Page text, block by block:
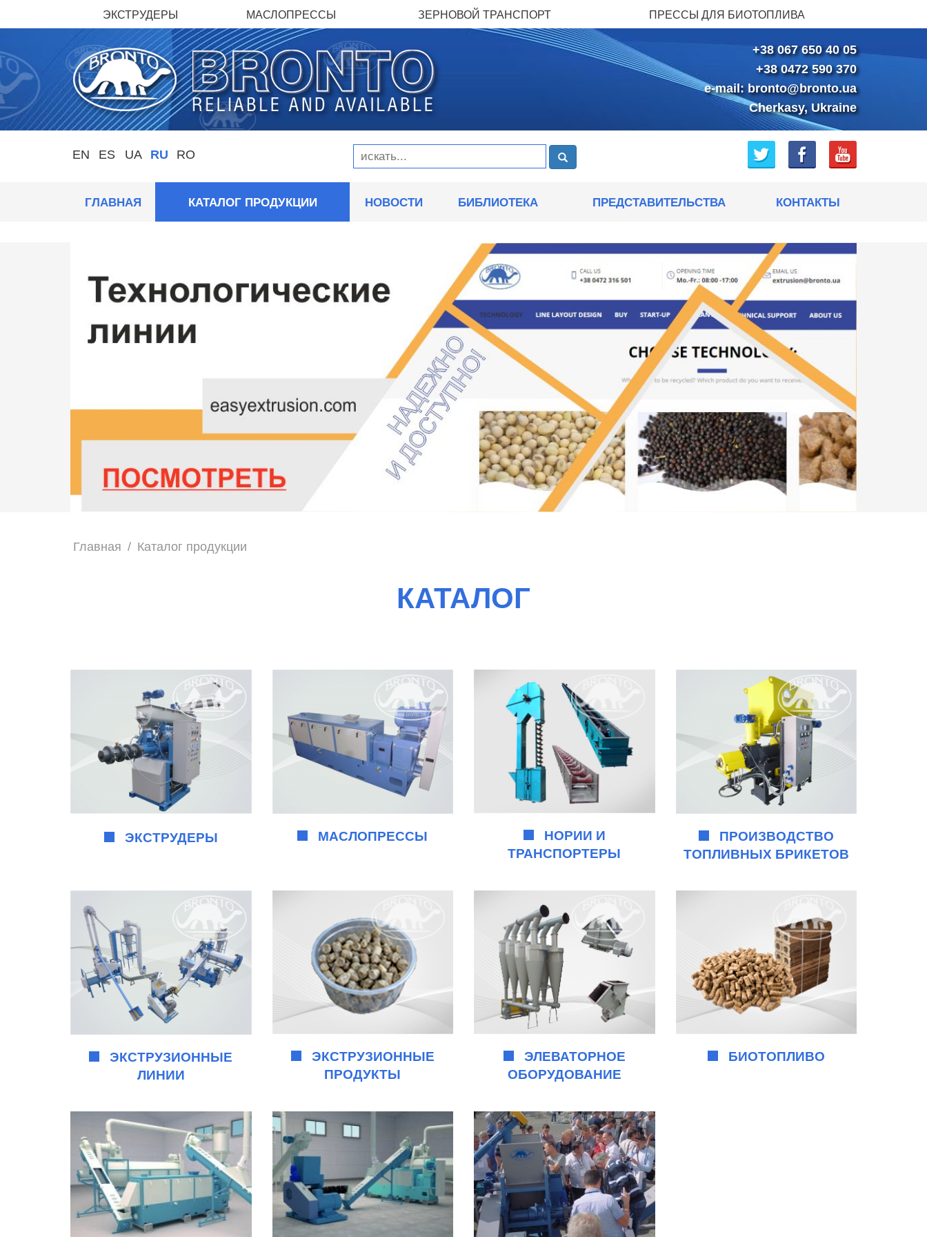
ЭКСТРУДЕРЫ МАСЛОПРЕССЫ ЗЕРНОВОЙ ТРАНСПОРТ ПРЕССЫ ДЛЯ БИОТОПЛИВА
+38 067 650 40 05
+38 0472 590 370
e-mail: bronto@bronto.ua
Cherkasy, Ukraine
EN ES UA RU RO
ГЛАВНАЯ КАТАЛОГ ПРОДУКЦИИ НОВОСТИ БИБЛИОТЕКА ПРЕДСТАВИТЕЛЬСТВА КОНТАКТЫ
Главная / Каталог продукции
КАТАЛОГ
ЭКСТРУДЕРЫ МАСЛОПРЕССЫ
НОРИИ И
ТРАНСПОРТЕРЫ
ПРОИЗВОДСТВО
ТОПЛИВНЫХ БРИКЕТОВ
ЭКСТРУЗИОННЫЕ
ЛИНИИ
ЭКСТРУЗИОННЫЕ
ПРОДУКТЫ
ЭЛЕВАТОРНОЕ
ОБОРУДОВАНИЕ
БИОТОПЛИВО